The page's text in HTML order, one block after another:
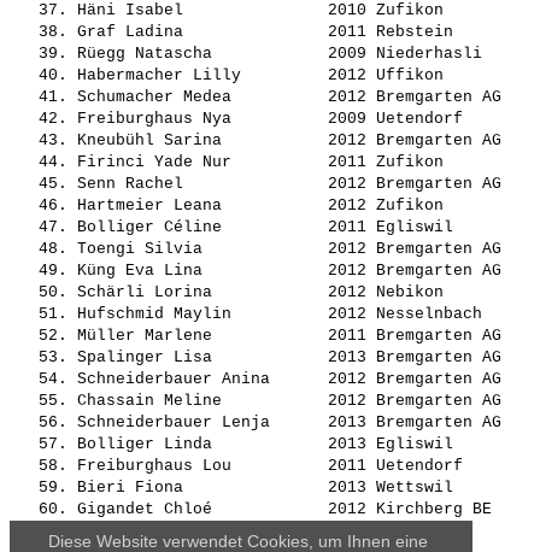
Diese Website verwendet Cookies, um Ihnen eine
   37.
Häni Isabel
2010 Zufikon
   38.
Graf Ladina
2011 Rebstein
   39.
Rüegg Natascha
2009
   40.
Habermacher Lilly
2012 Uffikon
   41.
Schumacher Medea
2012
   42.
Freiburghaus Nya
2009 Uetendorf
   43.
Kneubühl Sarina
2012
   44.
Firinci Yade Nur
2011 Zufikon
   45.
Senn Rachel
2012 Bremgarten
   46.
Hartmeier Leana
2012 Zufikon
   47.
Bolliger Céline
2011 Egliswil
   48.
Toengi Silvia
2012
   49.
Küng Eva Lina
2012
   50.
Schärli Lorina
2012 Nebikon
   51.
Hufschmid Maylin
2012
   52.
Müller Marlene
2011
   53.
Spalinger Lisa
2013
   54.
Schneiderbauer Anina
2012
   55.
Chassain Meline
2012
   56.
Schneiderbauer Lenja
2013
   57.
Bolliger Linda
2013 Egliswil
   58.
Freiburghaus Lou
2011 Uetendorf
   59.
Bieri Fiona
2013 Wettswil
   60.
Gigandet Chloé
2012 Kirchberg
   61.
Steiner Flurina
2012 Windisch